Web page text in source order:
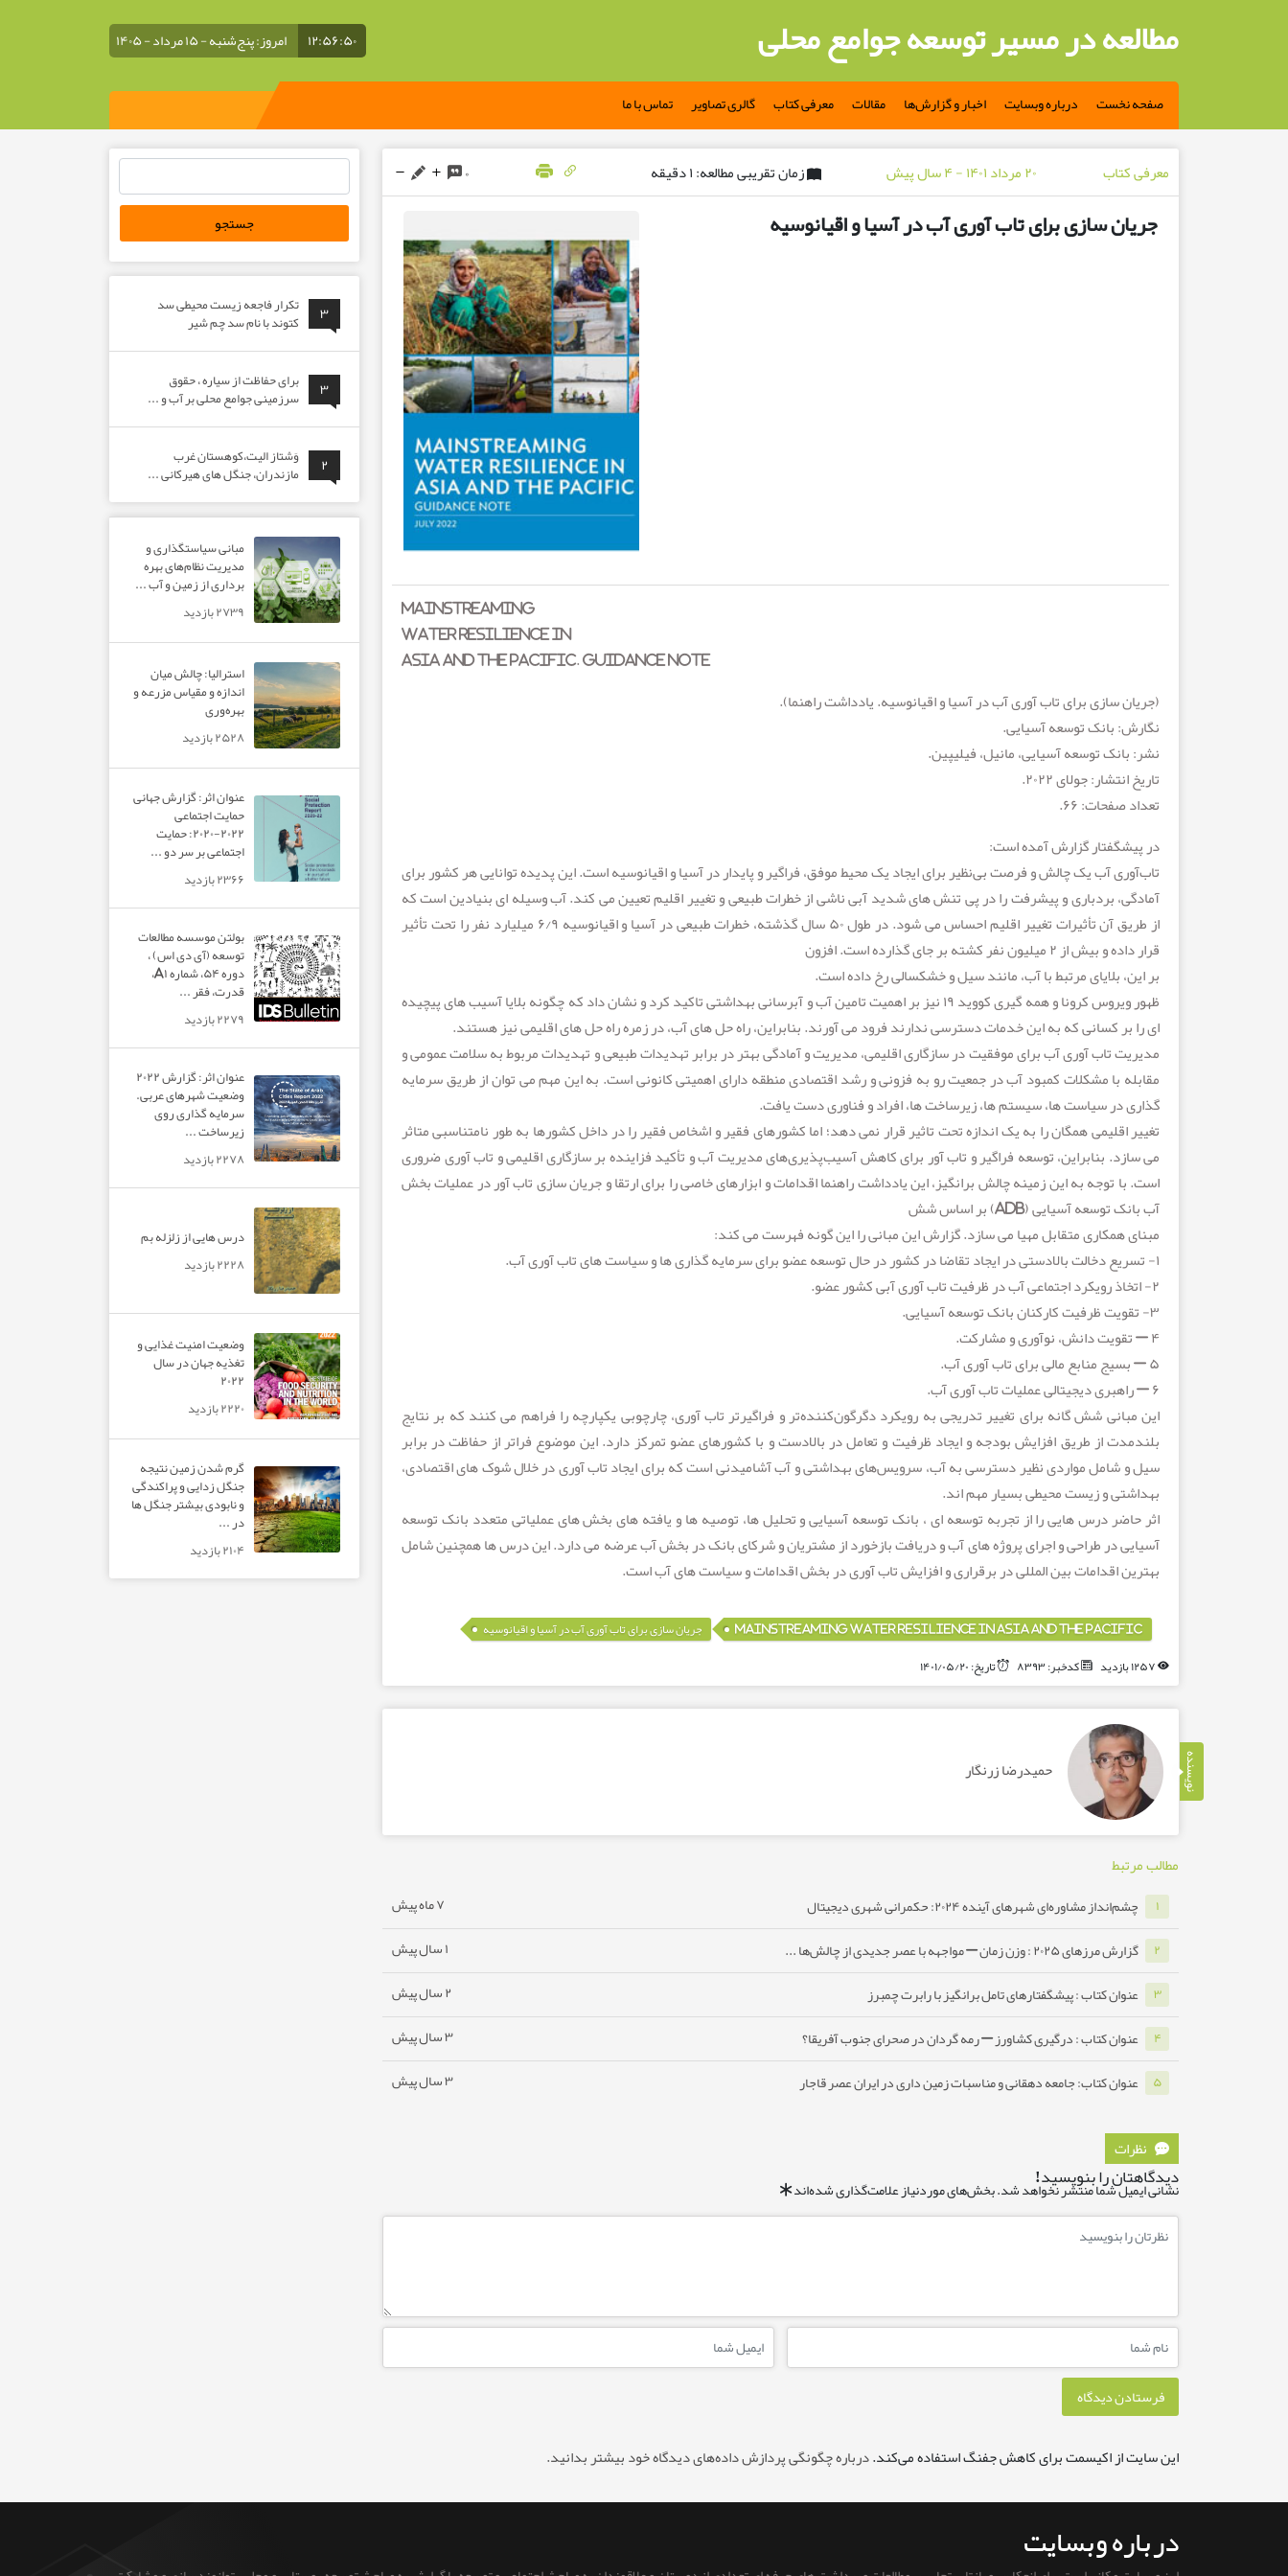
مطالعه در مسیر توسعه جوامع محلی ۱۲:۵۶:۵۰ امروز: پنج‌شنبه - ۱۵ مرداد - ۱۴۰۵
صفحه نخست درباره وبسایت اخبار و گزارش‌ها مقالات معرفی کتاب گالری تصاویر تماس با ما
معرفی کتاب ۲۰ مرداد ۱۴۰۱ - ۴ سال پیش زمان تقریبی مطالعه: ۱ دقیقه ۰
جریان سازی برای تاب آوری آب در آسیا و اقیانوسیه
MAINSTREAMING
WATER RESILIENCE IN
ASIA AND THE PACIFIC. GUIDANCE NOTE
(جریان سازی برای تاب آوری آب در آسیا و اقیانوسیه. یادداشت راهنما).
نگارش: بانک توسعه آسیایی.
نشر: بانک توسعه آسیایی، مانیل، فیلیپین.
تاریخ انتشار: جولای ۲۰۲۲.
تعداد صفحات: ۶۶.
در پیشگفتار گزارش آمده است:
تاب‌آوری آب یک چالش و فرصت بی‌نظیر برای ایجاد یک محیط موفق، فراگیر و پایدار در آسیا و اقیانوسیه است. این پدیده توانایی هر کشور برای
آمادگی، بردباری و پیشرفت را در پی تنش های شدید آبی ناشی از خطرات طبیعی و تغییر اقلیم تعیین می کند. آب وسیله ای بنیادین است که
از طریق آن تأثیرات تغییر اقلیم احساس می شود. در طول ۵۰ سال گذشته، خطرات طبیعی در آسیا و اقیانوسیه ۶/۹ میلیارد نفر را تحت تأثیر
قرار داده و بیش از ۲ میلیون نفر کشته بر جای گذارده است. افزون
بر این، بلایای مرتبط با آب، مانند سیل و خشکسالی رخ داده است.
ظهور ویروس کرونا و همه گیری کووید ۱۹ نیز بر اهمیت تامین آب و آبرسانی بهداشتی تاکید کرد و نشان داد که چگونه بلایا آسیب های پیچیده
ای را بر کسانی که به این خدمات دسترسی ندارند فرود می آورند. بنابراین، راه حل های آب، در زمره راه حل های اقلیمی نیز هستند.
مدیریت تاب آوری آب برای موفقیت در سازگاری اقلیمی، مدیریت و آمادگی بهتر در برابر تهدیدات طبیعی و تهدیدات مربوط به سلامت عمومی و
مقابله با مشکلات کمبود آب در جمعیت رو به فزونی و رشد اقتصادی منطقه دارای اهمیتی کانونی است. به این مهم می توان از طریق سرمایه
گذاری در سیاست ها، سیستم ها، زیرساخت ها، افراد و فناوری دست یافت.
تغییر اقلیمی همگان را به یک اندازه تحت تاثیر قرار نمی دهد؛ اما کشورهای فقیر و اشخاص فقیر را در داخل کشورها به طور نامتناسبی متاثر
می سازد. بنابراین، توسعه فراگیر و تاب آور برای کاهش آسیب‌پذیری‌های مدیریت آب و تأکید فزاینده بر سازگاری اقلیمی و تاب آوری ضروری
است. با توجه به این زمینه چالش برانگیز، این یادداشت راهنما اقدامات و ابزارهای خاصی را برای ارتقا و جریان سازی تاب آور در عملیات بخش
آب بانک توسعه آسیایی (ADB) بر اساس شش
مبنای همکاری متقابل مهیا می سازد. گزارش این مبانی را این گونه فهرست می کند:
۱- تسریع دخالت بالادستی در ایجاد تقاضا در کشور در حال توسعه عضو برای سرمایه گذاری ها و سیاست های تاب آوری آب.
۲- اتخاذ رویکرد اجتماعی آب در ظرفیت تاب آوری آبی کشور عضو.
۳- تقویت ظرفیت کارکنان بانک توسعه آسیایی.
۴ – تقویت دانش، نوآوری و مشارکت.
۵ – بسیج منابع مالی برای تاب آوری آب.
۶ – راهبری دیجیتالی عملیات تاب آوری آب.
این مبانی شش گانه برای تغییر تدریجی به رویکرد دگرگون‌کننده‌تر و فراگیرتر تاب آوری، چارچوبی یکپارچه را فراهم می کنند که بر نتایج
بلندمدت از طریق افزایش بودجه و ایجاد ظرفیت و تعامل در بالادست و با کشورهای عضو تمرکز دارد. این موضوع فراتر از حفاظت در برابر
سیل و شامل مواردی نظیر دسترسی به آب، سرویس‌های بهداشتی و آب آشامیدنی است که برای ایجاد تاب آوری در خلال شوک های اقتصادی،
بهداشتی و زیست محیطی بسیار مهم اند.
اثر حاضر درس هایی را از تجربه توسعه ای ، بانک توسعه آسیایی و تحلیل ها، توصیه ها و یافته های بخش های عملیاتی متعدد بانک توسعه
آسیایی در طراحی و اجرای پروژه های آب و دریافت بازخورد از مشتریان و شرکای بانک در بخش آب عرضه می دارد. این درس ها همچنین شامل
بهترین اقدامات بین المللی در برقراری و افزایش تاب آوری در بخش اقدامات و سیاست های آب است.
MAINSTREAMING WATER RESILIENCE IN ASIA AND THE PACIFIC
, جریان سازی برای تاب آوری آب در آسیا و اقیانوسیه
کدخبر: ۸۳۹۳ تاریخ: ۱۴۰۱/۰۵/۲۰
نویسنده حمیدرضا زرنگار
مطالب مرتبط
۱ چشم‌انداز مشاوره‌ای شهرهای آینده ۲۰۲۴: حکمرانی شهری دیجیتال ۷ ماه پیش
۲ گزارش مرزهای ۲۰۲۵ : وزن زمان – مواجهه با عصر جدیدی از چالش‌ها ... ۱ سال پیش
۳ عنوان کتاب : پیشگفتارهای تامل برانگیز با رابرت چمبرز ۲ سال پیش
۴ عنوان کتاب : درگیری کشاورز – رمه گردان در صحرای جنوب آفریقا؟ ۳ سال پیش
۵ عنوان کتاب: جامعه دهقانی و مناسبات زمین داری در ایران عصر قاجار ۳ سال پیش
نظرات
دیدگاهتان را بنویسید!
نشانی ایمیل شما منتشر نخواهد شد. بخش‌های موردنیاز علامت‌گذاری شده‌اند*
این سایت از اکیسمت برای کاهش جفنگ استفاده می‌کند. درباره چگونگی پردازش داده‌های دیدگاه خود بیشتر بدانید.
۳
تکرار فاجعه زیست محیطی سد
کتوند با نام سد چم شیر
۳
برای حفاظت از سیاره ، حقوق
سرزمینی جوامع محلی بر آب و ...
۲
وَشتاز الیت،کوهستان غرب
مازندران، جنگل های هیرکانی ...
مبانی سیاستگذاری و
مدیریت نظام‌های بهره‌
برداری از زمین و آب ...
۲۷۳۹ بازدید
استرالیا: چالش میان
اندازه و مقیاس مزرعه و
بهره‌وری
۲۵۲۸ بازدید
عنوان اثر: گزارش جهانی
حمایت اجتماعی
۲۰۲۲-۲۰۲۰: حمایت
اجتماعی بر سر دو ...
۲۳۶۶ بازدید
بولتن موسسه مطالعات
توسعه (آی دی اس) ،
دوره ۵۴، شماره A۱،
قدرت، فقر ...
۲۲۷۹ بازدید
عنوان اثر: گزارش ۲۰۲۲
وضعیت شهرهای عربی.
سرمایه گذاری روی
زیرساخت ...
۲۲۷۸ بازدید
درس هایی از زلزله بم
۲۲۲۸ بازدید
وضعیت امنیت غذایی و
تغذیه جهان در سال
۲۰۲۲
۲۲۲۰ بازدید
گرم شدن زمین نتیجه
جنگل زدایی و پراکندگی
و نابودی بیشتر جنگل ها
در ...
۲۱۰۴ بازدید
درباره وبسایت